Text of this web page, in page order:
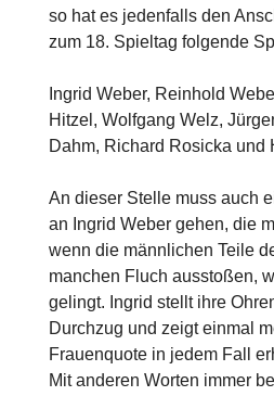
so hat es jedenfalls den
zum 18. Spieltag folgende
Ingrid Weber, Reinhold
Hitzel, Wolfgang Welz,
Dahm, Richard Rosicka und
An dieser Stelle muss auch
an Ingrid Weber gehen, die
wenn die männlichen Teile
manchen Fluch ausstoßen,
gelingt. Ingrid stellt ihre
Durchzug und zeigt einmal
Frauenquote in jedem Fall
Mit anderen Worten immer